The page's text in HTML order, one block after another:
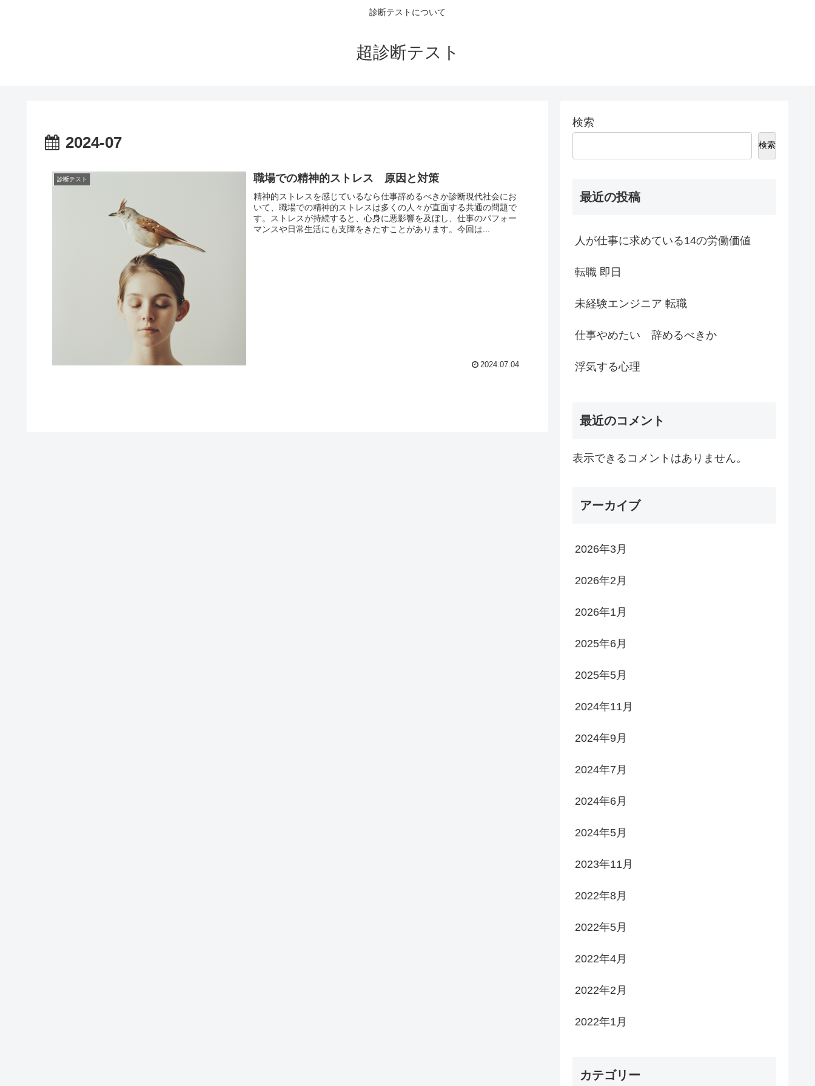
診断テストについて
超診断テスト
2024-07
診断テスト 職場での精神的ストレス 原因と対策
精神的ストレスを感じているなら仕事辞めるべきか診断現代社会にお
いて、職場での精神的ストレスは多くの人々が直面する共通の問題で
す。ストレスが持続すると、心身に悪影響を及ぼし、仕事のパフォー
マンスや日常生活にも支障をきたすことがあります。今回は...
2024.07.04
検索
検索
最近の投稿
人が仕事に求めている14の労働価値
転職 即日
未経験エンジニア 転職
仕事やめたい 辞めるべきか
浮気する心理
最近のコメント
表示できるコメントはありません。
アーカイブ
2026年3月
2026年2月
2026年1月
2025年6月
2025年5月
2024年11月
2024年9月
2024年7月
2024年6月
2024年5月
2023年11月
2022年8月
2022年5月
2022年4月
2022年2月
2022年1月
カテゴリー